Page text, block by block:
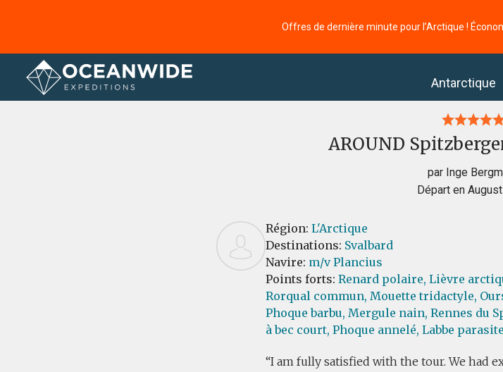
Offres de dernière minute pour l’Arctique !
Antarctique
Accueil Commentaires
AROUND
par Inge
Départ en
Région: L'Arctique
Destinations: Svalbard
Navire: m/v Plancius
Points forts: Renard polaire, Lièvre
Rorqual commun, Mouette tridactyle,
Phoque barbu, Mergule nain, Rennes du
à bec court, Phoque annelé, Labbe parasite
I am fully satisfied with the tour. We had